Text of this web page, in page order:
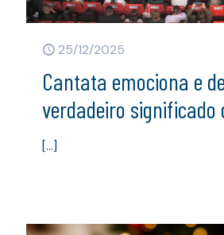
25/12/2025
Cantata emociona e
verdadeiro significado
[…]